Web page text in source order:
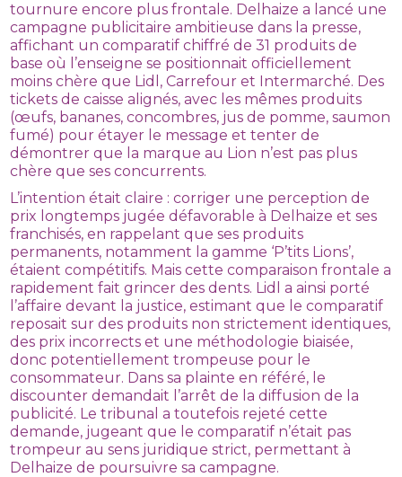
tournure encore plus frontale. Delhaize a lancé une
campagne publicitaire ambitieuse dans la presse,
affichant un comparatif chiffré de 31 produits de
base où l’enseigne se positionnait officiellement
moins chère que Lidl, Carrefour et Intermarché. Des
tickets de caisse alignés, avec les mêmes produits
(œufs, bananes, concombres, jus de pomme, saumon
fumé) pour étayer le message et tenter de
démontrer que la marque au Lion n’est pas plus
chère que ses concurrents.
L’intention était claire : corriger une perception de
prix longtemps jugée défavorable à Delhaize et ses
franchisés, en rappelant que ses produits
permanents, notamment la gamme ‘P’tits Lions’,
étaient compétitifs. Mais cette comparaison frontale a
rapidement fait grincer des dents. Lidl a ainsi porté
l’affaire devant la justice, estimant que le comparatif
reposait sur des produits non strictement identiques,
des prix incorrects et une méthodologie biaisée,
donc potentiellement trompeuse pour le
consommateur. Dans sa plainte en référé, le
discounter demandait l’arrêt de la diffusion de la
publicité. Le tribunal a toutefois rejeté cette
demande, jugeant que le comparatif n’était pas
trompeur au sens juridique strict, permettant à
Delhaize de poursuivre sa campagne.